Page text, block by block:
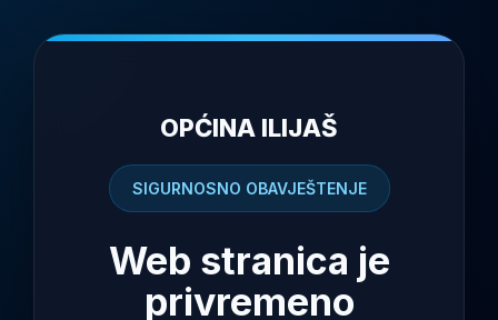
OPĆINA ILIJAŠ
SIGURNOSNO OBAVJEŠTENJE
Web stranica je
privremeno